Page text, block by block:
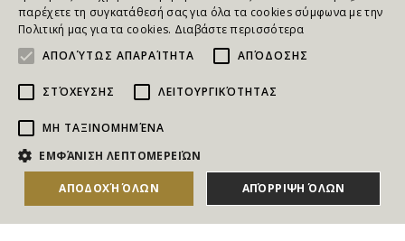
NEWSLETTER
Για να ενημερώνεστε άμεσα για τους Διαγωνισμούς, τα
παρέχετε τη συγκατάθεσή σας για όλα τα cookies σύμφωνα με την
Πολιτική μας για τα cookies. Διαβάστε περισσότερα
ΑΠΟΛΎΤΩΣ ΑΠΑΡΑΊΤΗΤΑ
ΑΠΌΔΟΣΗΣ
ΣΤΌΧΕΥΣΗΣ ΛΕΙΤΟΥΡΓΙΚΌΤΗΤΑΣ
ΜΗ ΤΑΞΙΝΟΜΗΜΈΝΑ
ΕΜΦΆΝΙΣΗ ΛΕΠΤΟΜΕΡΕΙΏΝ
ΑΠΟΔΟΧΉ ΌΛΩΝ ΑΠΌΡΡΙΨΗ ΌΛΩΝ